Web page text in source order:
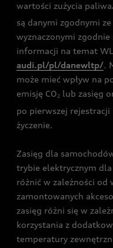
wartości zużycia
są danymi zgodnymi
wyznaczonymi zgodnie
informacji na temat
audi.pl/pl/danewltp/.
może mieć wpływ na
emisję CO2 lub zasięg
po pierwszej rejestracji
życzenie.
Zasięg dla
trybie elektrycznym
różnić w zależności od
zamontowanych
zasięg różni się w
korzystania z
temperatury